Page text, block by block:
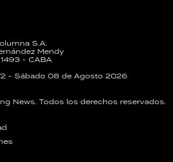
S.A.
Mendy
- CABA
- Sábado 08 de Agosto 2026
News. Todos los derechos reservados.